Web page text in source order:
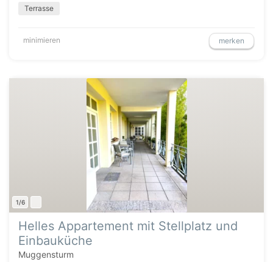
Terrasse
minimieren merken
1/6
Helles Appartement mit Stellplatz und
Einbauküche
Muggensturm